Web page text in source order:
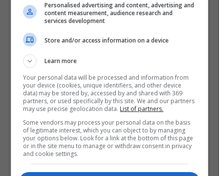
Personalised advertising and content, advertising and
content measurement, audience research and
services development
Store and/or access information on a device
Learn more
Your personal data will be processed and information from
your device (cookies, unique identifiers, and other device
data) may be stored by, accessed by and shared with 369
partners, or used specifically by this site. We and our partners
may use precise geolocation data. List of partners.
Some vendors may process your personal data on the basis
of legitimate interest, which you can object to by managing
your options below. Look for a link at the bottom of this page
or in the site menu to manage or withdraw consent in privacy
and cookie settings.